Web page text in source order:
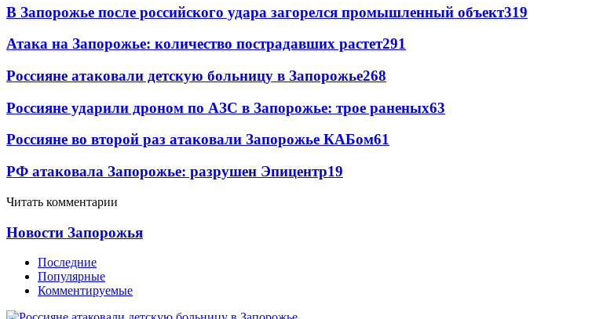
В Запорожье после российского удара загорелся промышленный объект319
Атака на Запорожье: количество пострадавших растет291
Россияне атаковали детскую больницу в Запорожье268
Россияне ударили дроном по АЗС в Запорожье: трое раненых63
Россияне во второй раз атаковали Запорожье КАБом61
РФ атаковала Запорожье: разрушен Эпицентр19
Читать комментарии
Новости Запорожья
Последние
Популярные
Комментируемые